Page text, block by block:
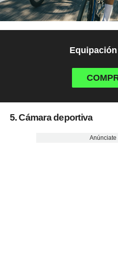
5. Cámara deportiva
Anúnciate